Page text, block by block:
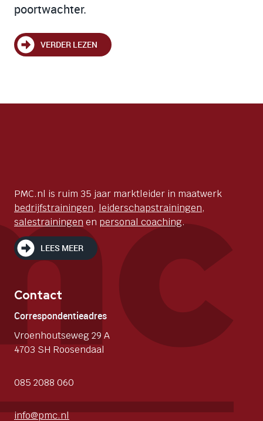
poortwachter.
VERDER LEZEN
PMC.nl is ruim 35 jaar marktleider in maatwerk
bedrijfstrainingen, leiderschapstrainingen,
salestrainingen en personal coaching.
LEES MEER
Contact
Correspondentieadres
Vroenhoutseweg 29 A
4703 SH Roosendaal
085 2088 060
info@pmc.nl